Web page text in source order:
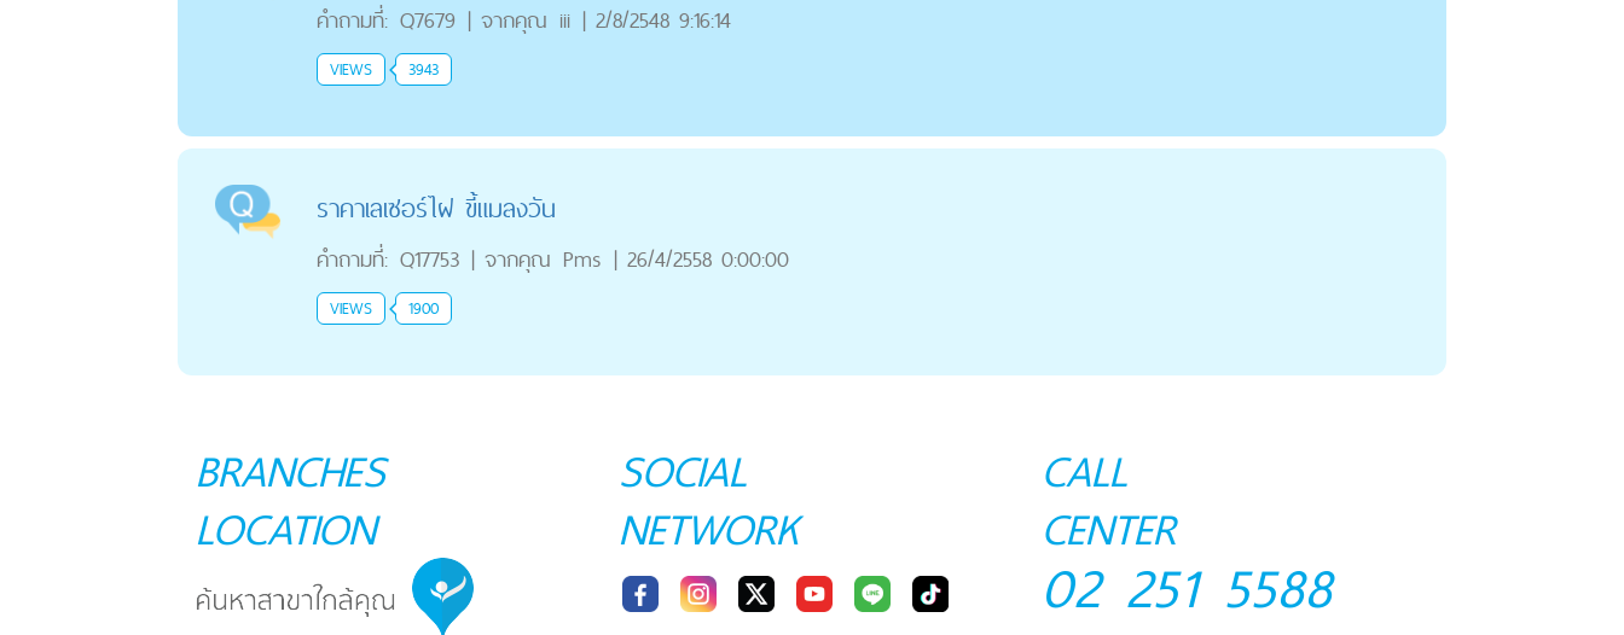
คำถามที่: Q7679 | จากคุณ iii | 2/8/2548 9:16:14
VIEWS 3943
ราคาเลเซอร์ไฝ ขี้แมลงวัน
คำถามที่: Q17753 | จากคุณ Pms | 26/4/2558 0:00:00
VIEWS 1900
BRANCHES
LOCATION
SOCIAL
NETWORK
CALL
CENTER
02 251 5588